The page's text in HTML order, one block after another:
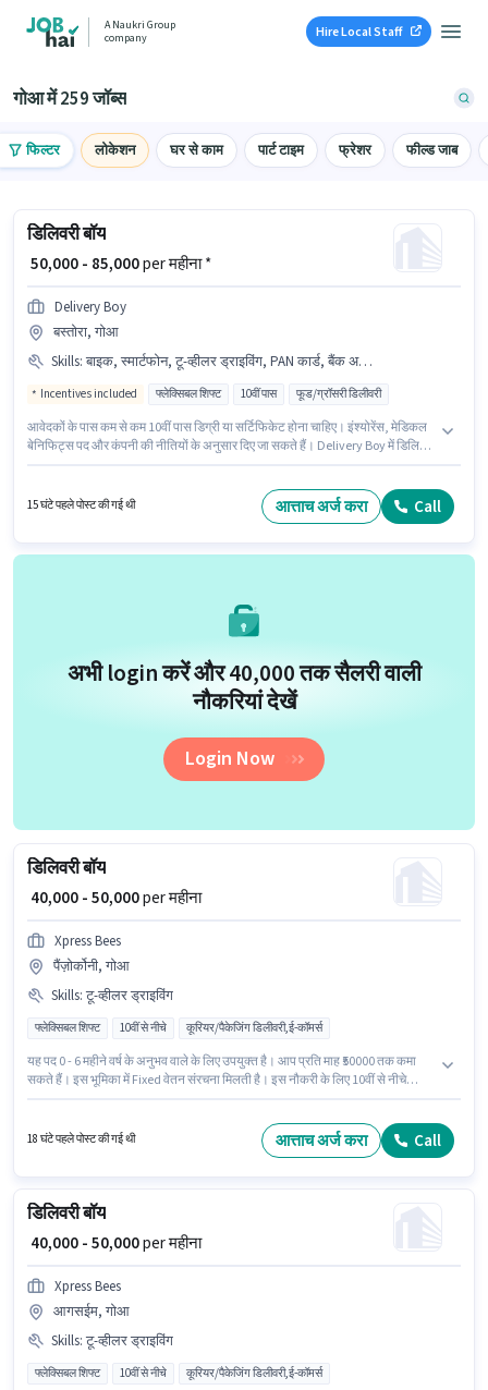
A Naukri Group
company
Hire Local Staff
गोआ में 259 जॉब्स
फिल्टर लोकेशन घर से काम पार्ट टाइम फ्रेशर फील्ड जाब
डिलिवरी बॉय
₹ 50,000 - 85,000per महीना *
Delivery Boy
बस्तोरा, गोआ
Skills: बाइक, स्मार्टफोन, टू-व्हीलर ड्राइविंग, PAN कार्ड, बैंक अकाउंट, आधार कार्ड, एरिया नॉलेज
Incentives included फ्लेक्सिबल शिफ्ट 10वीं पास फूड/ग्रॉसरी डिलीवरी
आवेदकों के पास कम से कम 10वीं पास डिग्री या सर्टिफिकेट होना चाहिए। इंश्योरेंस, मेडिकल
बेनिफिट्स पद और कंपनी की नीतियों के अनुसार दिए जा सकते हैं। Delivery Boy में डिलिवरी
Incentives वेतन संरचना मिलती है।
15 घंटे पहले पोस्ट की गई थी आत्ताच अर्ज करा Call
अभी login करें और ₹40,000 तक सैलरी वाली
नौकरियां देखें
Login Now
डिलिवरी बॉय
₹ 40,000 - 50,000per महीना
Xpress Bees
पैंज़ोर्कोनी, गोआ
Skills: टू-व्हीलर ड्राइविंग
फ्लेक्सिबल शिफ्ट 10वीं से नीचे कूरियर/पैकेजिंग डिलीवरी,ई-कॉमर्स
यह पद 0 - 6 महीने वर्ष के अनुभव वाले के लिए उपयुक्त है। आप प्रति माह ₹50000 तक कमा
सकते हैं। इस भूमिका में Fixed वेतन संरचना मिलती है। इस नौकरी के लिए 10वीं से नीचे
working प्रति सप्ताह है। इस भूमिका के लिए आवेदक के पास टू-व्हीलर ड्राइविंग जैसी
18 घंटे पहले पोस्ट की गई थी आत्ताच अर्ज करा Call
डिलिवरी बॉय
₹ 40,000 - 50,000per महीना
Xpress Bees
आगसईम, गोआ
Skills: टू-व्हीलर ड्राइविंग
फ्लेक्सिबल शिफ्ट 10वीं से नीचे कूरियर/पैकेजिंग डिलीवरी,ई-कॉमर्स